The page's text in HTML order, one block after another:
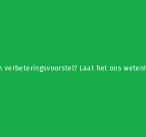
Laat het ons weten!